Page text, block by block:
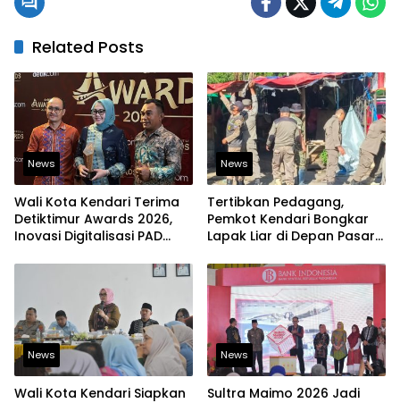
Related Posts
News
Wali Kota Kendari Terima
Detiktimur Awards 2026,
Inovasi Digitalisasi PAD
News
Tertibkan Pedagang,
Pemkot Kendari Bongkar
Lapak Liar di Depan Pasar
News
Wali Kota Kendari Siapkan
News
Sultra Maimo 2026 Jadi